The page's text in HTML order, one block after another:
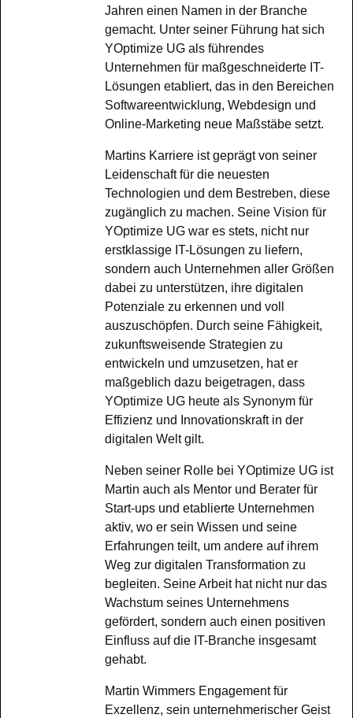
Jahren einen Namen in der Branche
gemacht. Unter seiner Führung hat sich
YOptimize UG als führendes
Unternehmen für maßgeschneiderte IT-
Lösungen etabliert, das in den Bereichen
Softwareentwicklung, Webdesign und
Online-Marketing neue Maßstäbe setzt.
Martins Karriere ist geprägt von seiner
Leidenschaft für die neuesten
Technologien und dem Bestreben, diese
zugänglich zu machen. Seine Vision für
YOptimize UG war es stets, nicht nur
erstklassige IT-Lösungen zu liefern,
sondern auch Unternehmen aller Größen
dabei zu unterstützen, ihre digitalen
Potenziale zu erkennen und voll
auszuschöpfen. Durch seine Fähigkeit,
zukunftsweisende Strategien zu
entwickeln und umzusetzen, hat er
maßgeblich dazu beigetragen, dass
YOptimize UG heute als Synonym für
Effizienz und Innovationskraft in der
digitalen Welt gilt.
Neben seiner Rolle bei YOptimize UG ist
Martin auch als Mentor und Berater für
Start-ups und etablierte Unternehmen
aktiv, wo er sein Wissen und seine
Erfahrungen teilt, um andere auf ihrem
Weg zur digitalen Transformation zu
begleiten. Seine Arbeit hat nicht nur das
Wachstum seines Unternehmens
gefördert, sondern auch einen positiven
Einfluss auf die IT-Branche insgesamt
gehabt.
Martin Wimmers Engagement für
Exzellenz, sein unternehmerischer Geist